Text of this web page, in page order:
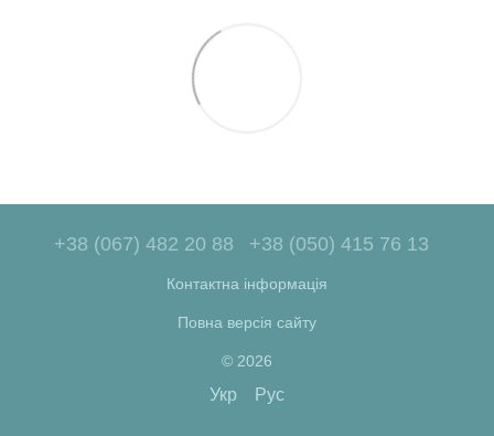
+38 (067) 482 20 88 +38 (050) 415 76 13
Контактна інформація
Повна версія сайту
© 2026
Укр Рус